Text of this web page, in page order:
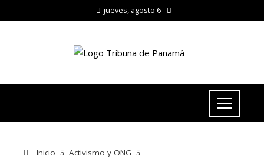
jueves, agosto 6
Inicio
Activismo y ONG